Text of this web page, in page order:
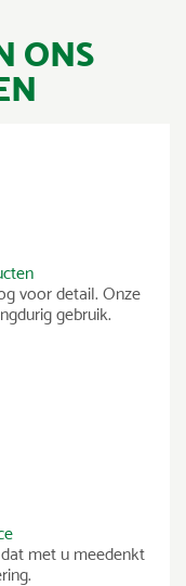
ONS
voor detail. Onze
gebruik.
met u meedenkt